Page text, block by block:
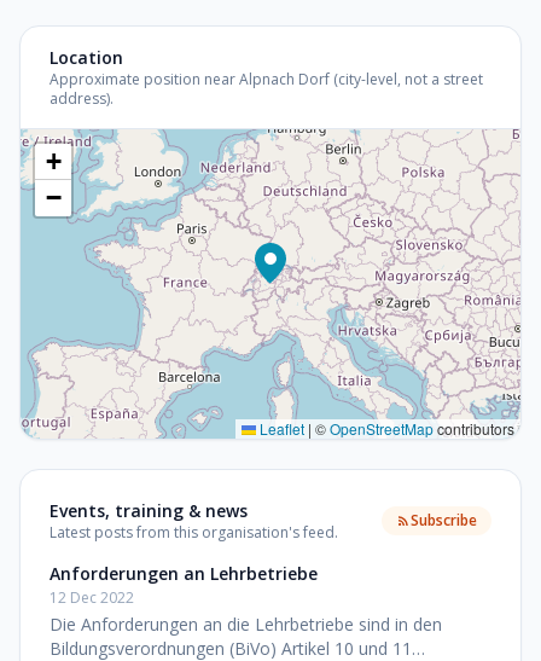
Location
Approximate position near Alpnach Dorf (city-level, not a street
address).
+
−
Leaflet | ©OpenStreetMapcontributors
Events, training & news
Latest posts from this organisation's feed.
Subscribe
Anforderungen an Lehrbetriebe
12 Dec 2022
Die Anforderungen an die Lehrbetriebe sind in den
Bildungsverordnungen (BiVo) Artikel 10 und 11